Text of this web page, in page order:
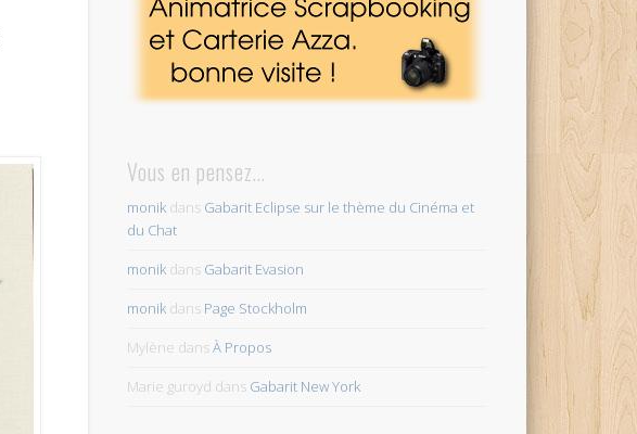
Vous en pensez…
monik dans Gabarit Eclipse sur le thème du Cinéma et
du Chat
monik dans Gabarit Evasion
monik dans Page Stockholm
Mylène dansÀ Propos
Marie guroyd dans Gabarit New York